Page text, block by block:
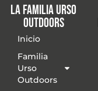
La familia Urso
Outdoors
Inicio
Familia
Urso
Outdoors